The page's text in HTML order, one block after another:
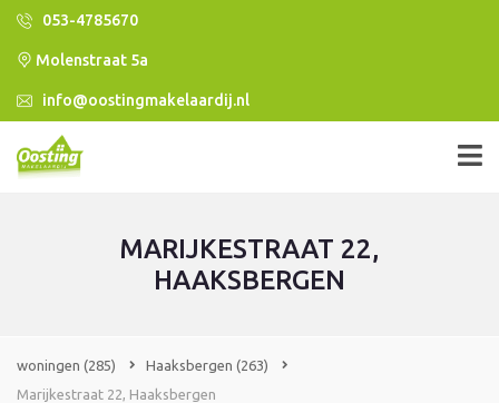
053-4785670
Molenstraat 5a
info@oostingmakelaardij.nl
MARIJKESTRAAT 22,
HAAKSBERGEN
woningen (285) Haaksbergen (263)
Marijkestraat 22, Haaksbergen